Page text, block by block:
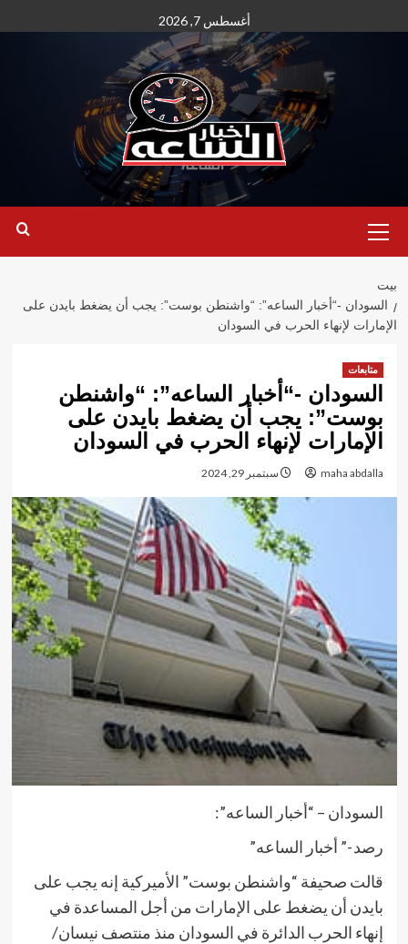
إلى
أغسطس 7, 2026
الأساسية
بيت
السودان -“أخبار الساعه”: “واشنطن بوست”: يجب أن يضغط بايدن على
الإمارات لإنهاء الحرب في السودان
متابعات
السودان -“أخبار الساعه”: “واشنطن
بوست”: يجب أن يضغط بايدن على
الإمارات لإنهاء الحرب في السودان
maha abdalla سبتمبر 29, 2024
السودان – “أخبار الساعه”:
رصد -” أخبار الساعه”
قالت صحيفة “واشنطن بوست” الأميركية إنه يجب على
بايدن أن يضغط على الإمارات من أجل المساعدة في
إنهاء الحرب الدائرة في السودان منذ منتصف نيسان/